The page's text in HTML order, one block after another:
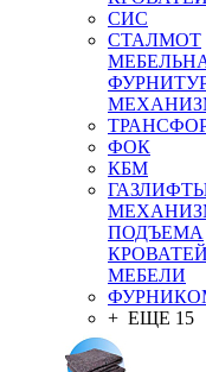
СИС
СТАЛМОТ
ФОК
КБМ
ПОДЪЕМА
МЕБЕЛИ
+ ЕЩЕ 15